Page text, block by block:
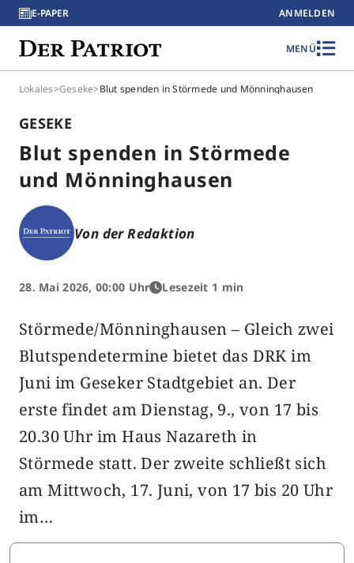
E-PAPER ANMELDEN
MENÜ
Lokales>Geseke>Blut spenden in Störmede und Mönninghausen
GESEKE
Blut spenden in Störmede
und Mönninghausen
Von der Redaktion
28. Mai 2026, 00:00 Uhr Lesezeit 1 min
Störmede/Mönninghausen – Gleich zwei
Blutspendetermine bietet das DRK im
Juni im Geseker Stadtgebiet an. Der
erste findet am Dienstag, 9., von 17 bis
20.30 Uhr im Haus Nazareth in
Störmede statt. Der zweite schließt sich
am Mittwoch, 17. Juni, von 17 bis 20 Uhr
im…